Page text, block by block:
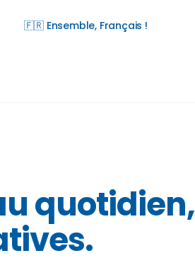
🇫🇷 Ensemble, Français !
quotidien,